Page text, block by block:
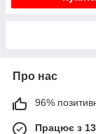
Про нас
96%
Працює з